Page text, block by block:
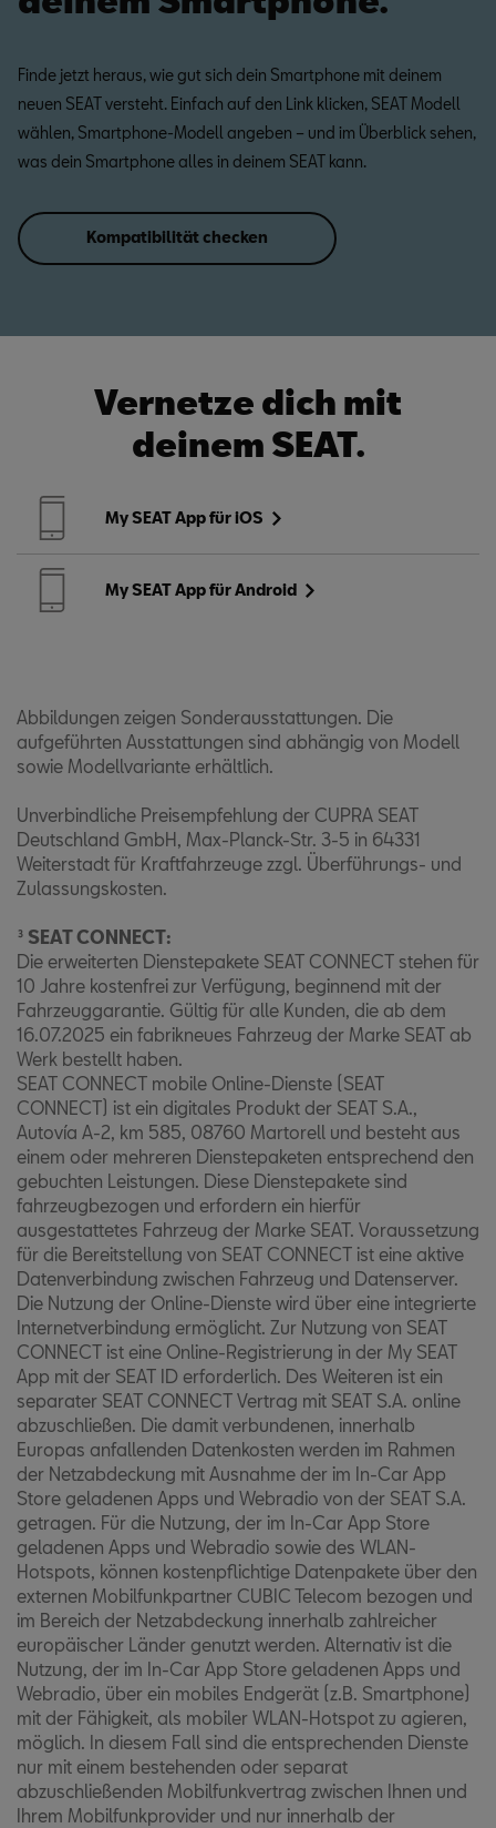
Finde jetzt heraus, wie gut sich dein Smartphone mit deinem
neuen SEAT versteht. Einfach auf den Link klicken, SEAT Modell
wählen, Smartphone-Modell angeben – und im Überblick sehen,
was dein Smartphone alles in deinem SEAT kann.
Kompatibilität checken
Vernetze dich mit
deinem SEAT.
My SEAT App für iOS
My SEAT App für Android
Abbildungen zeigen Sonderausstattungen. Die
aufgeführten Ausstattungen sind abhängig von Modell
sowie Modellvariante erhältlich.
Unverbindliche Preisempfehlung der CUPRA SEAT
Deutschland GmbH, Max-Planck-Str. 3-5 in 64331
Weiterstadt für Kraftfahrzeuge zzgl. Überführungs- und
Zulassungskosten.
³ SEAT CONNECT:
Die erweiterten Dienstepakete SEAT CONNECT stehen für
10 Jahre kostenfrei zur Verfügung, beginnend mit der
Fahrzeuggarantie. Gültig für alle Kunden, die ab dem
16.07.2025 ein fabrikneues Fahrzeug der Marke SEAT ab
Werk bestellt haben.
SEAT CONNECT mobile Online-Dienste (SEAT
CONNECT) ist ein digitales Produkt der SEAT S.A.,
Autovía A-2, km 585, 08760 Martorell und besteht aus
einem oder mehreren Dienstepaketen entsprechend den
gebuchten Leistungen. Diese Dienstepakete sind
fahrzeugbezogen und erfordern ein hierfür
ausgestattetes Fahrzeug der Marke SEAT. Voraussetzung
für die Bereitstellung von SEAT CONNECT ist eine aktive
Datenverbindung zwischen Fahrzeug und Datenserver.
Die Nutzung der Online-Dienste wird über eine integrierte
Internetverbindung ermöglicht. Zur Nutzung von SEAT
CONNECT ist eine Online-Registrierung in der My SEAT
App mit der SEAT ID erforderlich. Des Weiteren ist ein
separater SEAT CONNECT Vertrag mit SEAT S.A. online
abzuschließen. Die damit verbundenen, innerhalb
Europas anfallenden Datenkosten werden im Rahmen
der Netzabdeckung mit Ausnahme der im In-Car App
Store geladenen Apps und Webradio von der SEAT S.A.
getragen. Für die Nutzung, der im In-Car App Store
geladenen Apps und Webradio sowie des WLAN-
Hotspots, können kostenpflichtige Datenpakete über den
externen Mobilfunkpartner CUBIC Telecom bezogen und
im Bereich der Netzabdeckung innerhalb zahlreicher
europäischer Länder genutzt werden. Alternativ ist die
Nutzung, der im In-Car App Store geladenen Apps und
Webradio, über ein mobiles Endgerät (z.B. Smartphone)
mit der Fähigkeit, als mobiler WLAN-Hotspot zu agieren,
möglich. In diesem Fall sind die entsprechenden Dienste
nur mit einem bestehenden oder separat
abzuschließenden Mobilfunkvertrag zwischen Ihnen und
Ihrem Mobilfunkprovider und nur innerhalb der